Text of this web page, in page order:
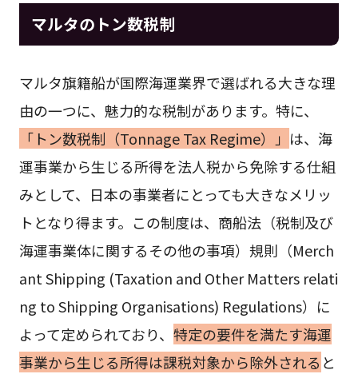
マルタのトン数税制
マルタ旗籍船が国際海運業界で選ばれる大きな理
由の一つに、魅力的な税制があります。特に、
「トン数税制（Tonnage Tax Regime）」 は、海
運事業から生じる所得を法人税から免除する仕組
みとして、日本の事業者にとっても大きなメリッ
トとなり得ます。この制度は、商船法（税制及び
海運事業体に関するその他の事項）規則（Merch
ant Shipping (Taxation and Other Matters relati
ng to Shipping Organisations) Regulations）に
よって定められており、 特定の要件を満たす海運
事業から生じる所得は課税対象から除外される と